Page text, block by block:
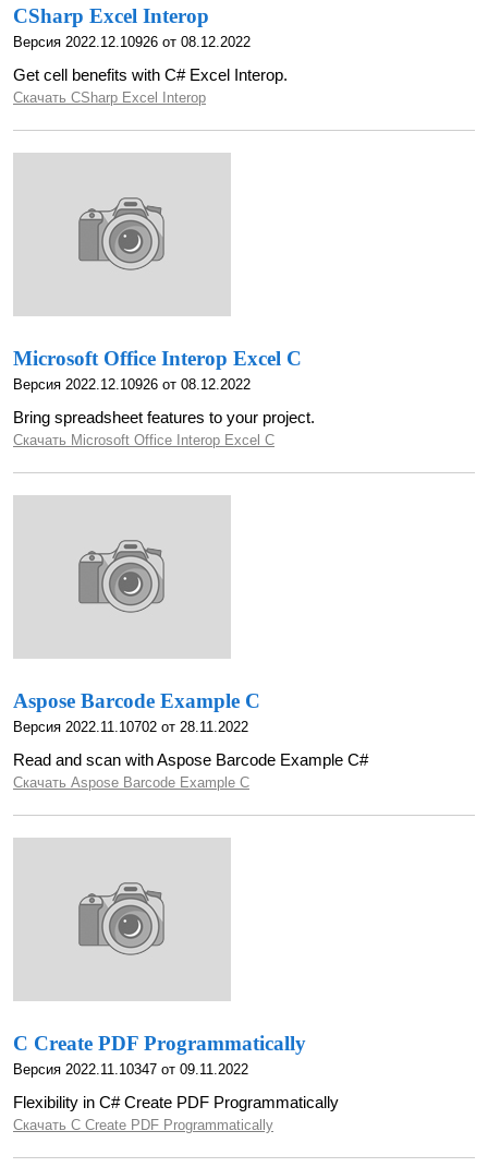
CSharp Excel Interop
Версия 2022.12.10926 от 08.12.2022
Get cell benefits with C# Excel Interop.
Скачать CSharp Excel Interop
Microsoft Office Interop Excel C
Версия 2022.12.10926 от 08.12.2022
Bring spreadsheet features to your project.
Скачать Microsoft Office Interop Excel C
Aspose Barcode Example C
Версия 2022.11.10702 от 28.11.2022
Read and scan with Aspose Barcode Example C#
Скачать Aspose Barcode Example C
C Create PDF Programmatically
Версия 2022.11.10347 от 09.11.2022
Flexibility in C# Create PDF Programmatically
Скачать C Create PDF Programmatically